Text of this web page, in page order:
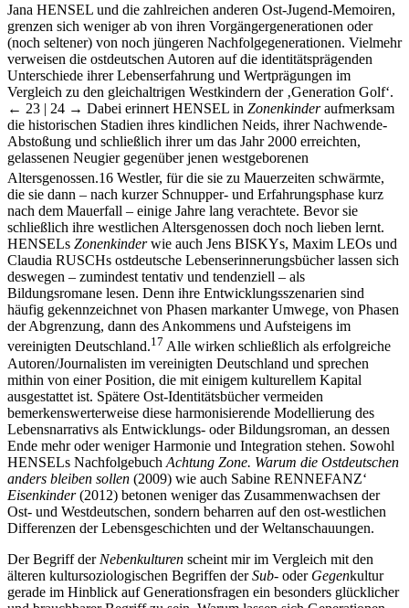
Jana HENSEL und die zahlreichen anderen Ost-Jugend-Memoiren,
grenzen sich weniger ab von ihren Vorgängergenerationen oder
(noch seltener) von noch jüngeren Nachfolgegenerationen. Vielmehr
verweisen die ostdeutschen Autoren auf die identitätsprägenden
Unterschiede ihrer Lebenserfahrung und Wertprägungen im
Vergleich zu den gleichaltrigen Westkindern der ‚Generation Golf‘.
← 23 | 24 → Dabei erinnert HENSEL in Zonenkinderaufmerksam
die historischen Stadien ihres kindlichen Neids, ihrer Nachwende-
Abstoßung und schließlich ihrer um das Jahr 2000 erreichten,
gelassenen Neugier gegenüber jenen westgeborenen
Altersgenossen.16 Westler, für die sie zu Mauerzeiten schwärmte,
die sie dann – nach kurzer Schnupper- und Erfahrungsphase kurz
nach dem Mauerfall – einige Jahre lang verachtete. Bevor sie
schließlich ihre westlichen Altersgenossen doch noch lieben lernt.
HENSELs Zonenkinderwie auch Jens BISKYs, Maxim LEOs und
Claudia RUSCHs ostdeutsche Lebenserinnerungsbücher lassen sich
deswegen – zumindest tentativ und tendenziell – als
Bildungsromane lesen. Denn ihre Entwicklungsszenarien sind
häufig gekennzeichnet von Phasen markanter Umwege, von Phasen
der Abgrenzung, dann des Ankommens und Aufsteigens im
vereinigten Deutschland.17 Alle wirken schließlich als erfolgreiche
Autoren/Journalisten im vereinigten Deutschland und sprechen
mithin von einer Position, die mit einigem kulturellem Kapital
ausgestattet ist. Spätere Ost-Identitätsbücher vermeiden
bemerkenswerterweise diese harmonisierende Modellierung des
Lebensnarrativs als Entwicklungs- oder Bildungsroman, an dessen
Ende mehr oder weniger Harmonie und Integration stehen. Sowohl
HENSELs Nachfolgebuch Achtung Zone. Warum die Ostdeutschen
anders bleiben sollen (2009) wie auch Sabine RENNEFANZ‘
Eisenkinder(2012) betonen weniger das Zusammenwachsen der
Ost- und Westdeutschen, sondern beharren auf den ost-westlichen
Differenzen der Lebensgeschichten und der Weltanschauungen.
Der Begriff der Nebenkulturen scheint mir im Vergleich mit den
älteren kultursoziologischen Begriffen derSub- oder Gegenkultur
gerade im Hinblick auf Generationsfragen ein besonders glücklicher